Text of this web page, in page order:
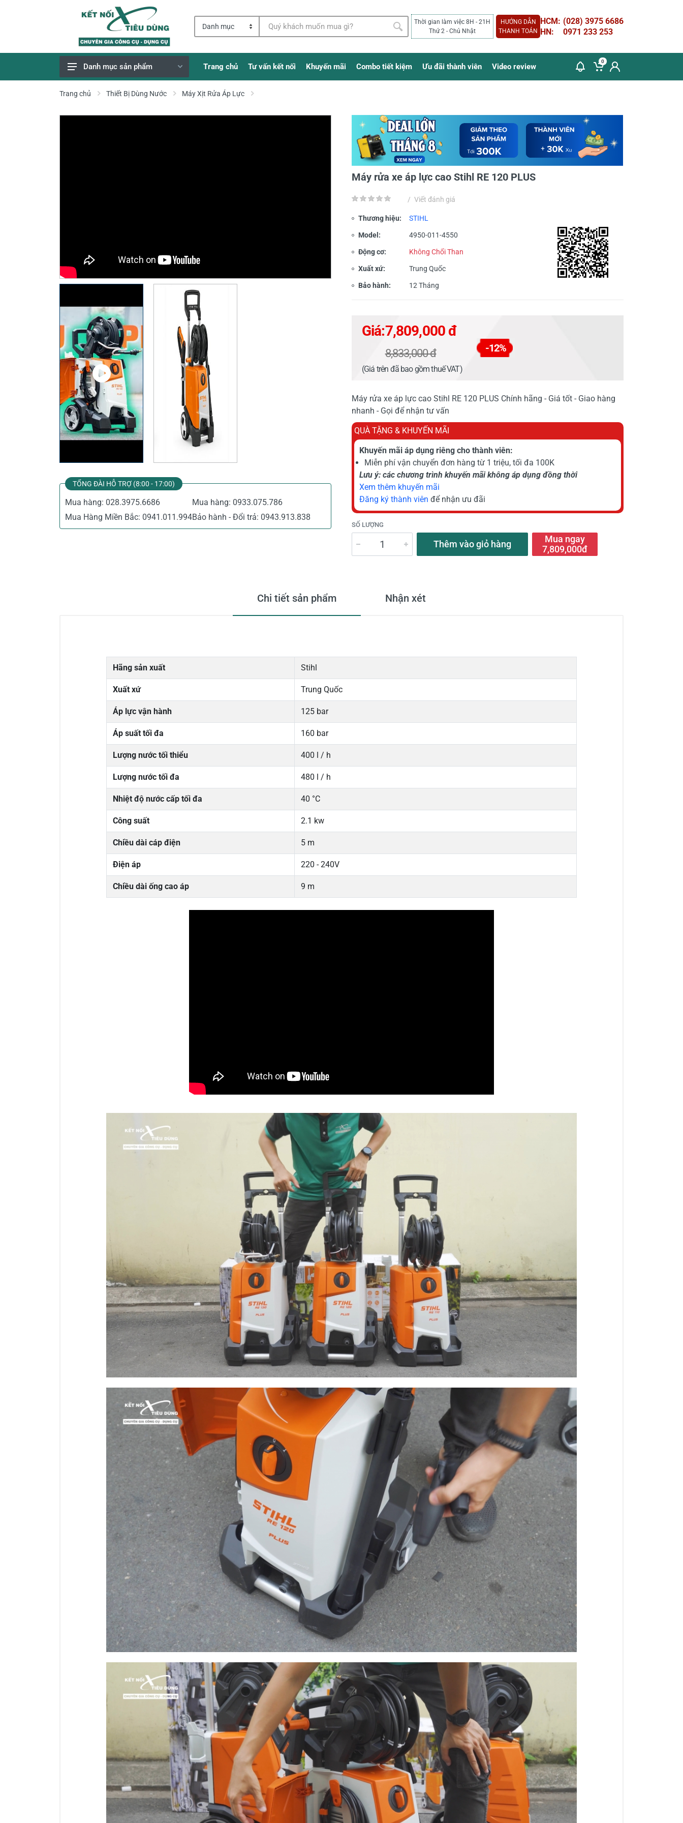
Thời gian làm việc 8H - 21H
Thứ 2 - Chủ Nhật
HƯỚNG DẪN
THANH TOÁN
HCM: (028) 3975 6686
HN:
0971 233 253
Giao Hàng Miễn Phí
Thước Đo Laser
Đồ Bảo Hộ Lao Động
Danh mục sản phẩm Trang chủ Tư vấn kết nối Khuyến mãi Combo tiết kiệm Ưu đãi thành viên Video review
0
Trang chủ Thiết Bị Dùng Nước Máy Xịt Rửa Áp Lực
TỔNG ĐÀI HỖ TRỢ (8:00 - 17:00)
Mua hàng: 028.3975.6686 Mua hàng: 0933.075.786
Mua Hàng Miền Bắc: 0941.011.994Bảo hành - Đổi trả: 0943.913.838
Máy rửa xe áp lực cao Stihl RE 120 PLUS
/ Viết đánh giá
Thương hiệu: STIHL
Model: 4950-011-4550
Động cơ: Không Chổi Than
Xuất xứ: Trung Quốc
Bảo hành: 12 Tháng
Giá:7,809,000 đ
8,833,000 đ -12%
(Giá trên đã bao gồm thuế VAT)
Máy rửa xe áp lực cao Stihl RE 120 PLUS Chính hãng - Giá tốt - Giao hàng
nhanh - Gọi để nhận tư vấn
QUÀ TẶNG & KHUYẾN MÃI
Khuyến mãi áp dụng riêng cho thành viên:
Miễn phí vận chuyển đơn hàng từ 1 triệu, tối đa 100K
Lưu ý: các chương trình khuyến mãi không áp dụng đồng thời
Xem thêm khuyến mãi
Đăng ký thành viên để nhận ưu đãi
SỐ LƯỢNG
Thêm vào giỏ hàng
Mua ngay
7,809,000đ
Chi tiết sản phẩm Nhận xét
Hãng sản xuất Stihl
Xuất xứ Trung Quốc
Áp lực vận hành 125 bar
Áp suất tối đa 160 bar
Lượng nước tối thiểu 400 l / h
Lượng nước tối đa 480 l / h
Nhiệt độ nước cấp tối đa 40 °C
Công suất 2.1 kw
Chiều dài cáp điện 5 m
Điện áp 220 - 240V
Chiều dài ống cao áp 9 m